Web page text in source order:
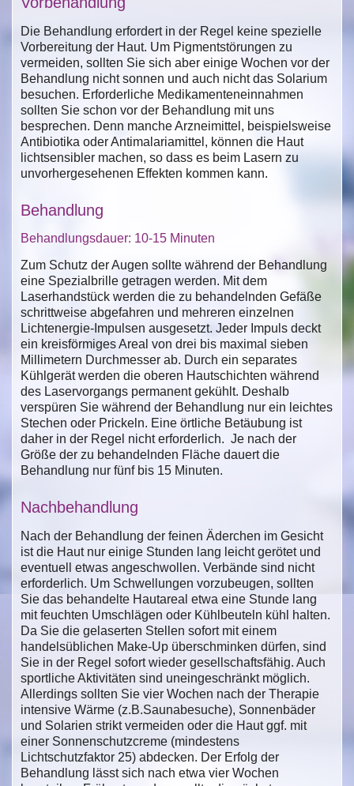
Die Behandlung erfordert in der Regel keine spezielle
Vorbereitung der Haut. Um Pigmentstörungen zu
vermeiden, sollten Sie sich aber einige Wochen vor der
Behandlung nicht sonnen und auch nicht das Solarium
besuchen. Erforderliche Medikamenteneinnahmen
sollten Sie schon vor der Behandlung mit uns
besprechen. Denn manche Arzneimittel, beispielsweise
Antibiotika oder Antimalariamittel, können die Haut
lichtsensibler machen, so dass es beim Lasern zu
unvorhergesehenen Effekten kommen kann.
Behandlung
Behandlungsdauer: 10-15 Minuten
Zum Schutz der Augen sollte während der Behandlung
eine Spezialbrille getragen werden. Mit dem
Laserhandstück werden die zu behandelnden Gefäße
schrittweise abgefahren und mehreren einzelnen
Lichtenergie-Impulsen ausgesetzt. Jeder Impuls deckt
ein kreisförmiges Areal von drei bis maximal sieben
Millimetern Durchmesser ab. Durch ein separates
Kühlgerät werden die oberen Hautschichten während
des Laservorgangs permanent gekühlt. Deshalb
verspüren Sie während der Behandlung nur ein leichtes
Stechen oder Prickeln. Eine örtliche Betäubung ist
daher in der Regel nicht erforderlich. Je nach der
Größe der zu behandelnden Fläche dauert die
Behandlung nur fünf bis 15 Minuten.
Nachbehandlung
Nach der Behandlung der feinen Äderchen im Gesicht
ist die Haut nur einige Stunden lang leicht gerötet und
eventuell etwas angeschwollen. Verbände sind nicht
erforderlich. Um Schwellungen vorzubeugen, sollten
Sie das behandelte Hautareal etwa eine Stunde lang
mit feuchten Umschlägen oder Kühlbeuteln kühl halten.
Da Sie die gelaserten Stellen sofort mit einem
handelsüblichen Make-Up überschminken dürfen, sind
Sie in der Regel sofort wieder gesellschaftsfähig. Auch
sportliche Aktivitäten sind uneingeschränkt möglich.
Allerdings sollten Sie vier Wochen nach der Therapie
intensive Wärme (z.B.Saunabesuche), Sonnenbäder
und Solarien strikt vermeiden oder die Haut ggf. mit
einer Sonnenschutzcreme (mindestens
Lichtschutzfaktor 25) abdecken. Der Erfolg der
Behandlung lässt sich nach etwa vier Wochen